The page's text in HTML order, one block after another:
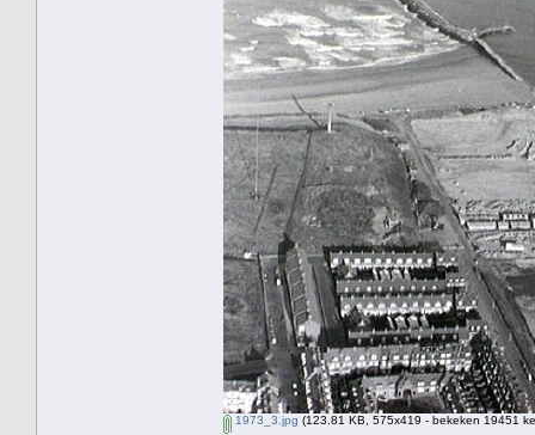
1973_3.jpg (123.81 KB, 575x419 - bekeken 19451